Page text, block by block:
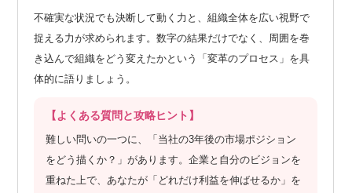
不確実な状況でも決断して動く力と、組織全体を広い視野で
捉える力が求められます。数字の結果だけでなく、周囲を巻
き込んで組織をどう変えたかという「変革のプロセス」を具
体的に語りましょう。
【よくある質問と攻略ヒント】
難しい問いの一つに、「当社の3年後の市場ポジション
をどう描くか？」があります。企業と自分のビジョンを
重ねた上で、あなたが「どれだけ利益を伸ばせるか」を